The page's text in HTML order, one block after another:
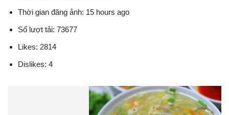
Thời gian đăng ảnh: 15 hours ago
Số lượt tải: 73677
Likes: 2814
Dislikes: 4